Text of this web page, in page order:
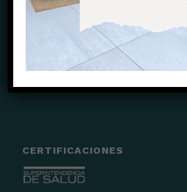
Teléfono:+56 22 2678750
+56987789823
recepcion@clinicachicureo.com
www.clinicahicureo.com
@clinicachicureo
CERTIFICACIONES